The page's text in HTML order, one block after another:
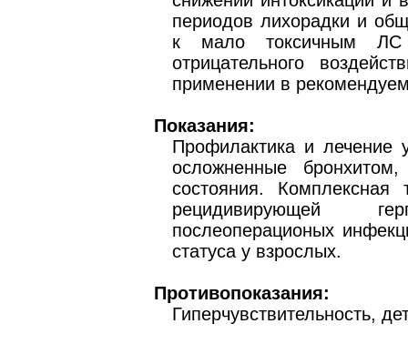
периодов лихорадки и
к мало токсичным ЛС
отрицательного
применении в
Показания:
Профилактика и
осложненные
состояния. Комплексная
рецидивирующей
послеоперационых
статуса у взрослых.
Противопоказания:
Гиперчувствительность,